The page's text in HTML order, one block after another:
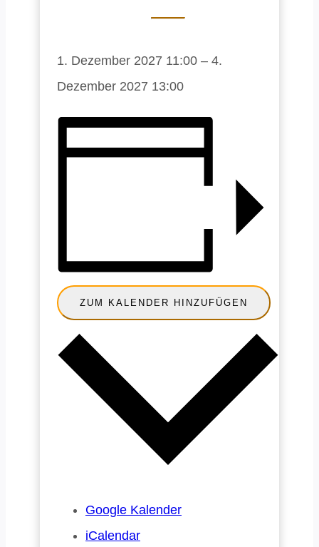
1. Dezember 2027 11:00 – 4.
Dezember 2027 13:00
ZUM KALENDER HINZUFÜGEN
Google Kalender
iCalendar